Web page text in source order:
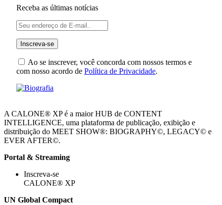
Receba as últimas notícias
Ao se inscrever, você concorda com nossos termos e
com nosso acordo de Política de Privacidade.
A CALONE® XP é a maior HUB de CONTENT
INTELLIGENCE, uma plataforma de publicação, exibição e
distribuição do MEET SHOW®: BIOGRAPHY©, LEGACY© e
EVER AFTER©.
Portal & Streaming
Inscreva-se
CALONE® XP
UN Global Compact